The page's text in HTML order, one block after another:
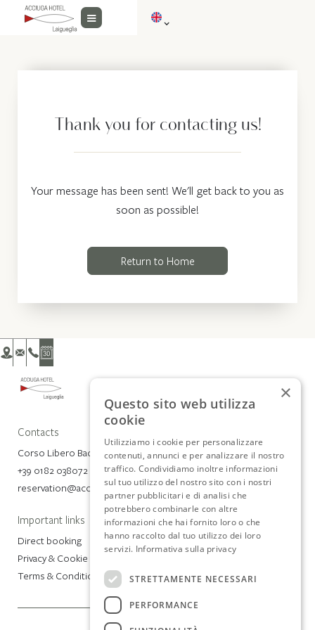
Thank you for contacting us!
Your message has been sent! We'll get back to you as
soon as possible!
Return to Home
Contacts
Corso Libero Badarò 4, 17053 Laigueglia (SV)
+39 0182 038072
reservation@acciugahotel.com
Important links
Direct booking
Privacy & Cookie Policy
Terms & Conditions
×
Questo sito web utilizza
cookie
Utilizziamo i cookie per personalizzare
contenuti, annunci e per analizzare il nostro
traffico. Condividiamo inoltre informazioni
sul tuo utilizzo del nostro sito con i nostri
partner pubblicitari e di analisi che
potrebbero combinarle con altre
informazioni che hai fornito loro o che
hanno raccolto dal tuo utilizzo dei loro
servizi. Informativa sulla privacy
STRETTAMENTE NECESSARI
PERFORMANCE